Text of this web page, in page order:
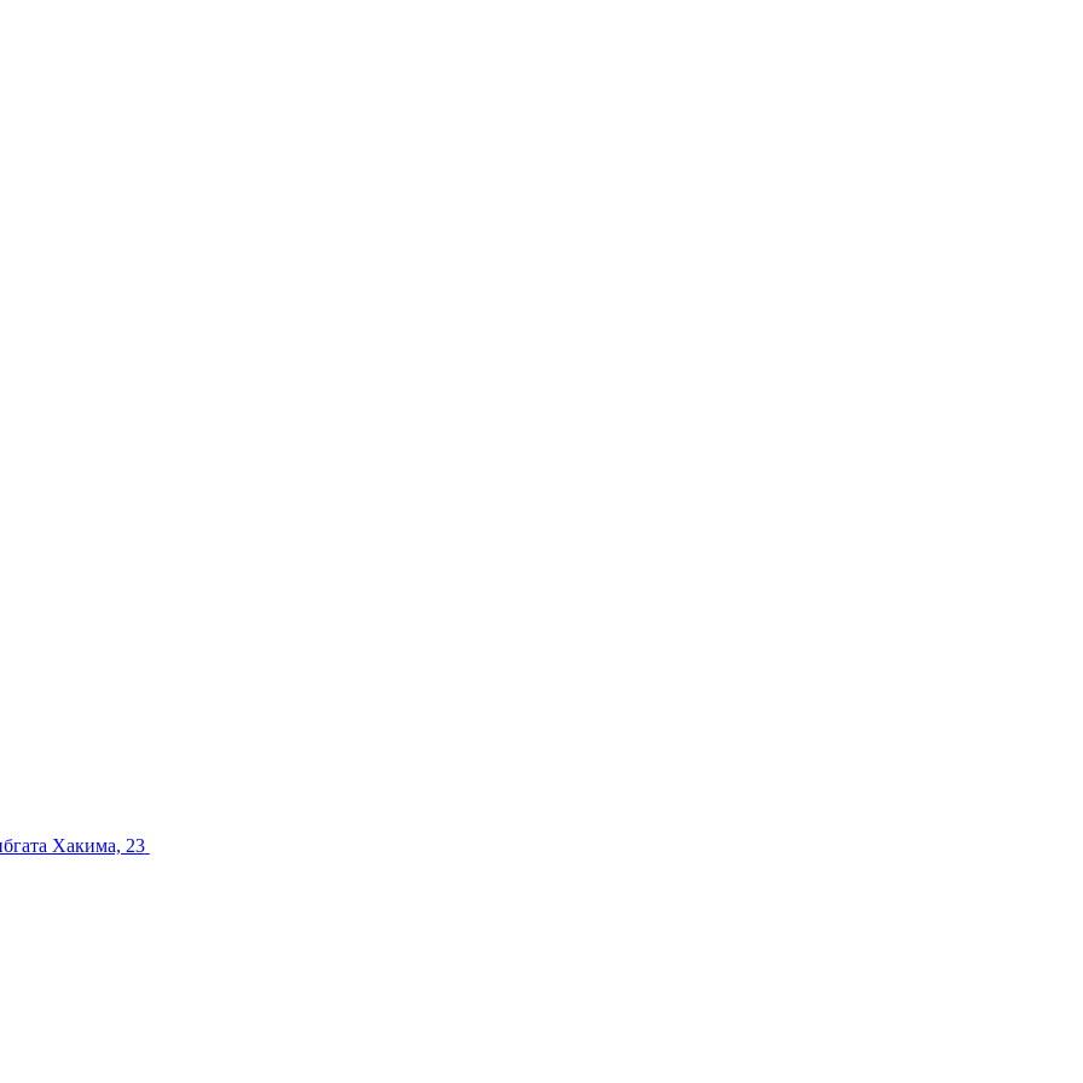
Хакима, 23